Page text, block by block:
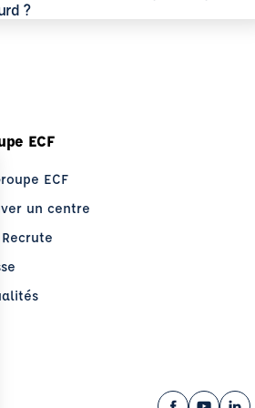
avec France Travail et
?plusCE : quelles différences
ECF
ECF
un centre
Recrute